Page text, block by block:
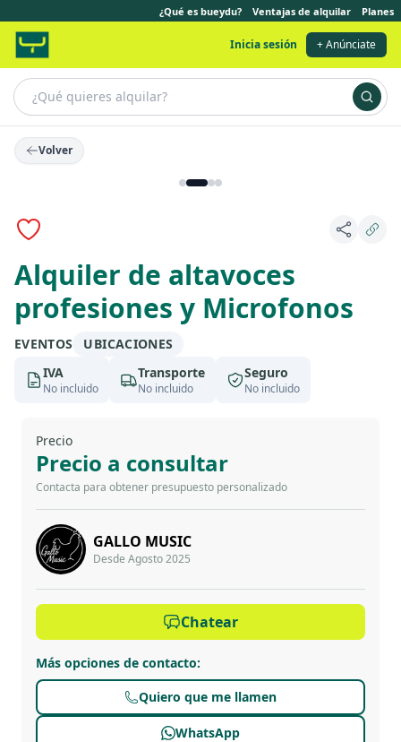
¿Qué es bueydu? Ventajas de alquilar Planes
Inicia sesión + Anúnciate
Volver
Alquiler de altavoces
profesiones y Microfonos
EVENTOS
UBICACIONES
IVA
No incluido
Transporte
No incluido
Seguro
No incluido
Precio
Precio a consultar
Contacta para obtener presupuesto personalizado
GALLO MUSIC
Desde Agosto 2025
Chatear
Más opciones de contacto:
Quiero que me llamen
WhatsApp